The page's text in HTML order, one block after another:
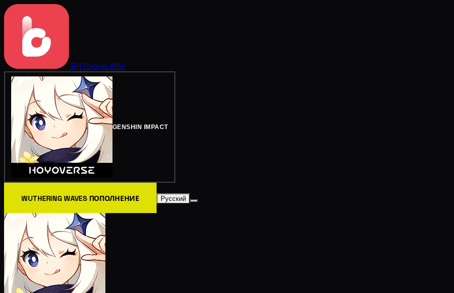
BitTopup Wiki
GENSHIN IMPACT
WUTHERING WAVES ПОПОЛНЕНИЕ Русский